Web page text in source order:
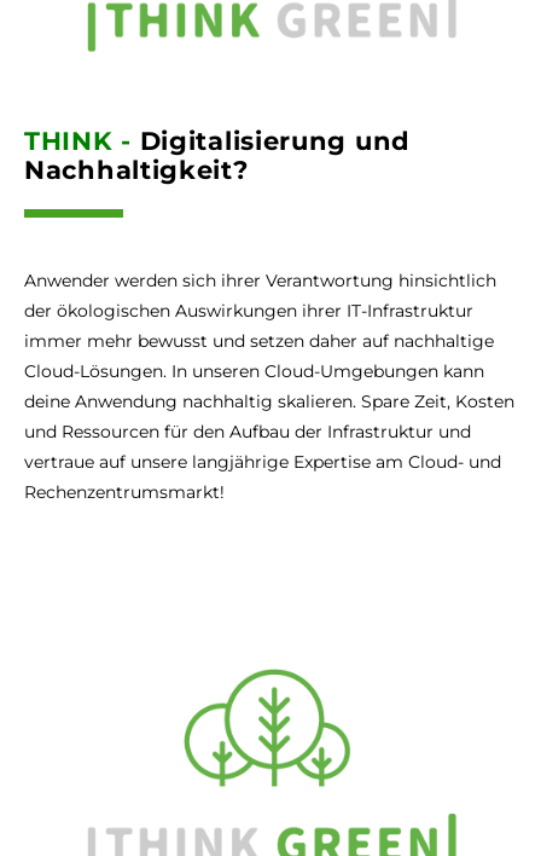
THINK - Digitalisierung und
Nachhaltigkeit?
Anwender werden sich ihrer Verantwortung hinsichtlich
der ökologischen Auswirkungen ihrer IT-Infrastruktur
immer mehr bewusst und setzen daher auf nachhaltige
Cloud-Lösungen. In unseren Cloud-Umgebungen kann
deine Anwendung nachhaltig skalieren. Spare Zeit, Kosten
und Ressourcen für den Aufbau der Infrastruktur und
vertraue auf unsere langjährige Expertise am Cloud- und
Rechenzentrumsmarkt!